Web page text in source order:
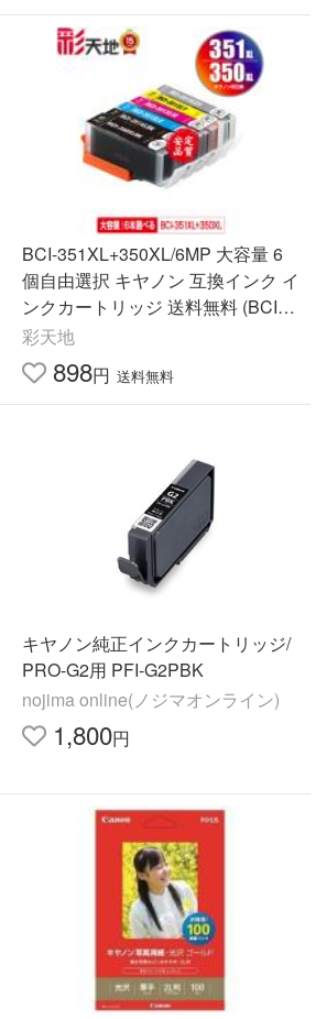
BCI-351XL+350XL/6MP 大容量 6
個自由選択 キヤノン 互換インク イ
ンクカートリッジ 送料無料 (BCI-3
50 BCI-351 BCI-350XL BCI-351XL
BCI-351+350/6MP BCI 350)
彩天地
898円 送料無料
キヤノン純正インクカートリッジ/
PRO-G2用 PFI-G2PBK
nojima online(ノジマオンライン)
1,800円